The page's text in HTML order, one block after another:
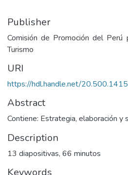
Publisher
Comisión de Promoción del
Turismo
URI
https://hdl.handle.net/
Abstract
Contiene: Estrategia, elaboración y
Description
13 diapositivas, 66 minutos
Keywords